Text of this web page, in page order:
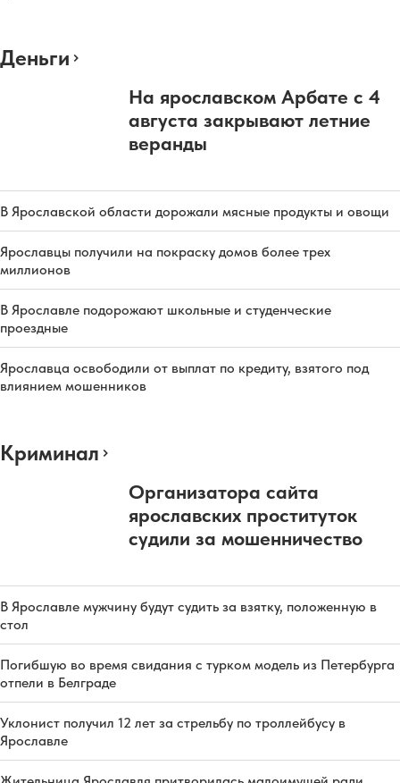
Деньги
На ярославском Арбате с 4
августа закрывают летние
веранды
В Ярославской области дорожали мясные продукты и овощи
Ярославцы получили на покраску домов более трех
миллионов
В Ярославле подорожают школьные и студенческие
проездные
Ярославца освободили от выплат по кредиту, взятого под
влиянием мошенников
Криминал
Организатора сайта
ярославских проституток
судили за мошенничество
В Ярославле мужчину будут судить за взятку, положенную в
стол
Погибшую во время свидания с турком модель из Петербурга
отпели в Белграде
Уклонист получил 12 лет за стрельбу по троллейбусу в
Ярославле